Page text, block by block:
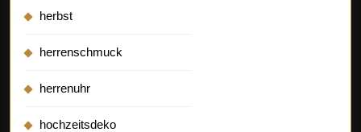
herbst
herrenschmuck
herrenuhr
hochzeitsdeko